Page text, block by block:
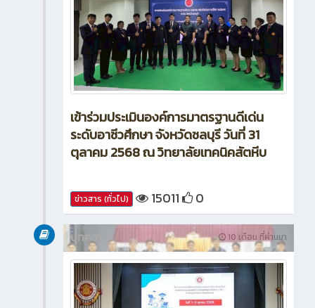
เข้าร่วมประเมินองค์การมาตรฐานดีเด่น
ระดับอาชีวศึกษา จังหวัดชลบุรี วันที่ 31
ตุลาคม 2568 ณ วิทยาลัยเทคนิคสัตหีบ
ข่าวสาร (ทั่วไป) 15011 0
10 เดือน ที่ผ่านมา
บทความ